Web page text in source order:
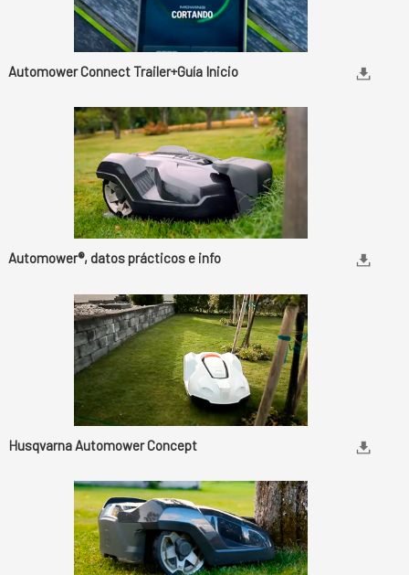
Automower Connect Trailer+Guía Inicio
Automower®, datos prácticos e info
Husqvarna Automower Concept